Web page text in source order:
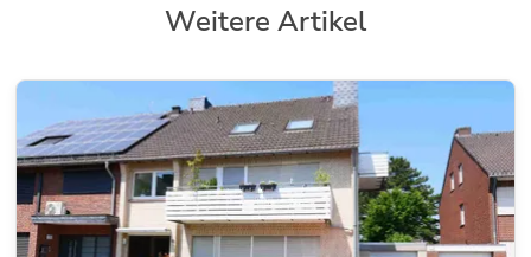
Weitere Artikel